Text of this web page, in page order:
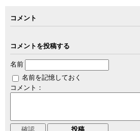
コメント
コメントを投稿する
名前
名前を記憶しておく
コメント：